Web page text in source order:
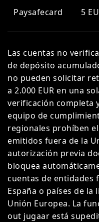
Paysafecard 5
Las cuentas no
de depósito
no pueden solicitar
a 2.000 EUR en una
verificación completa
equipo de
regionales prohíben
emitidos fuera de la
autorización previa
bloquea
cuentas de entidades
España o países de la
Unión Europea. La
out jugaar está